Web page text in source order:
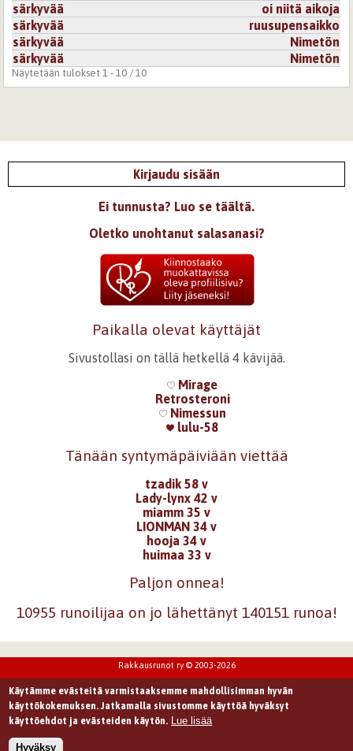
särkyvää
oi niitä aikoja
särkyvää
ruusupensaikko
särkyvää
Nimetön
särkyvää
Nimetön
Näytetään tulokset 1 - 10 / 10
Kirjaudu sisään
Ei tunnusta? Luo se täältä.
Oletko unohtanut salasanasi?
Paikalla olevat käyttäjät
Sivustollasi on tällä hetkellä 4 kävijää.
Mirage
Retrosteroni
Nimessun
lulu-58
Tänään syntymäpäiviään viettää
tzadik 58 v
Lady-lynx 42 v
miamm 35 v
LIONMAN 34 v
hooja 34 v
huimaa 33 v
Paljon onnea!
10955 runoilijaa on jo lähettänyt 140151 runoa!
Rakkausrunot ry © 2003-2026
Käytämme evästeitä varmistaaksemme mahdollisimman hyvän
käyttökokemuksen. Jatkamalla sivustomme käyttöä hyväksyt
käyttöehdot ja evästeiden käytön. Lue lisää
Hyväksy